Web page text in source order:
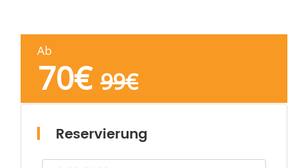
Ab
70€ 99€
Reservierung